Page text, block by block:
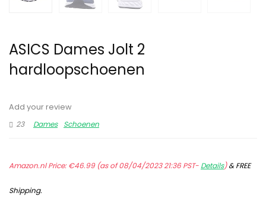
ASICS Dames Jolt 2
hardloopschoenen
Add your review
23
Dames Schoenen
Amazon.nl Price:€46.99(as of 08/04/2023 21:36 PST- Details)&FREE
Shipping.